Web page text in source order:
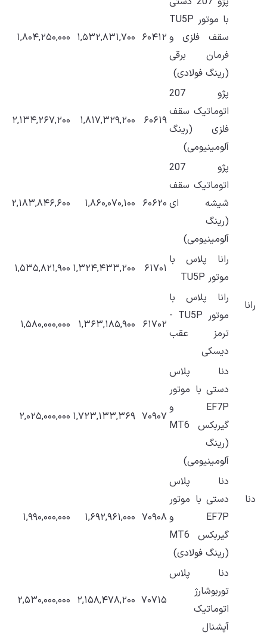
با موتور TU5P
سقف فلزی و
فرمان برقی
(رینگ فولادی)
۶۰۴۱۲ ۱,۵۳۲,۸۳۱,۷۰۰ ۱,۸۰۴,۲۵۰,۰۰۰
پژو 207
اتوماتیک سقف
فلزی (رینگ
آلومینیومی)
۶۰۶۱۹ ۱,۸۱۷,۳۲۹,۲۰۰ ۲,۱۳۴,۲۶۷,۲۰۰
پژو 207
اتوماتیک سقف
شیشه ای
(رینگ
آلومینیومی)
۶۰۶۲۰ ۱,۸۶۰,۰۷۰,۱۰۰ ۲,۱۸۳,۸۴۶,۶۰۰
رانا
رانا پلاس با
موتور TU5P
۶۱۷۰۱ ۱,۳۲۴,۴۳۳,۲۰۰ ۱,۵۳۵,۸۲۱,۹۰۰
رانا پلاس با
موتور TU5P -
ترمز عقب
دیسکی
۶۱۷۰۲ ۱,۳۶۳,۱۸۵,۹۰۰ ۱,۵۸۰,۰۰۰,۰۰۰
دنا
دنا پلاس
دستی با موتور
EF7P و
گیربکس MT6
(رینگ
آلومینیومی)
۷۰۹۰۷ ۱,۷۲۳,۱۳۳,۳۶۹ ۲,۰۲۵,۰۰۰,۰۰۰
دنا پلاس
دستی با موتور
EF7P و
گیربکس MT6
(رینگ فولادی)
۷۰۹۰۸ ۱,۶۹۲,۹۶۱,۰۰۰ ۱,۹۹۰,۰۰۰,۰۰۰
دنا پلاس
توربوشارژ
اتوماتیک
آپشنال
۷۰۷۱۵ ۲,۱۵۸,۴۷۸,۲۰۰ ۲,۵۳۰,۰۰۰,۰۰۰